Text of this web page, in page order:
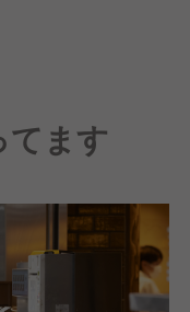
てます